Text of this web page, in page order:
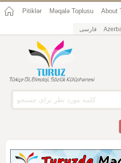
Pitiklər Məqalə Toplusu About
فارسی